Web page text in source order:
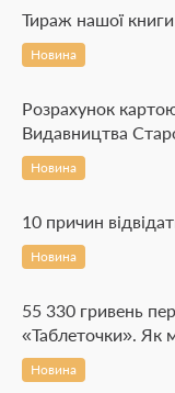
Тираж нашої
Новина
Розрахунок
Видавництва
Новина
10 причин
Новина
55 330 гривень
«Таблеточки». Як
Новина